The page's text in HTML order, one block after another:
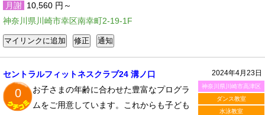
月謝 10,560 円～
神奈川県川崎市幸区南幸町2-19-1F
2024年4月23日
神奈川県川崎市高津区
ダンス教室
水泳教室
セントラルフィットネスクラブ24 溝ノ口
0
お子さまの年齢に合わせた豊富なプログラ
ムをご用意しています。これからも子ども